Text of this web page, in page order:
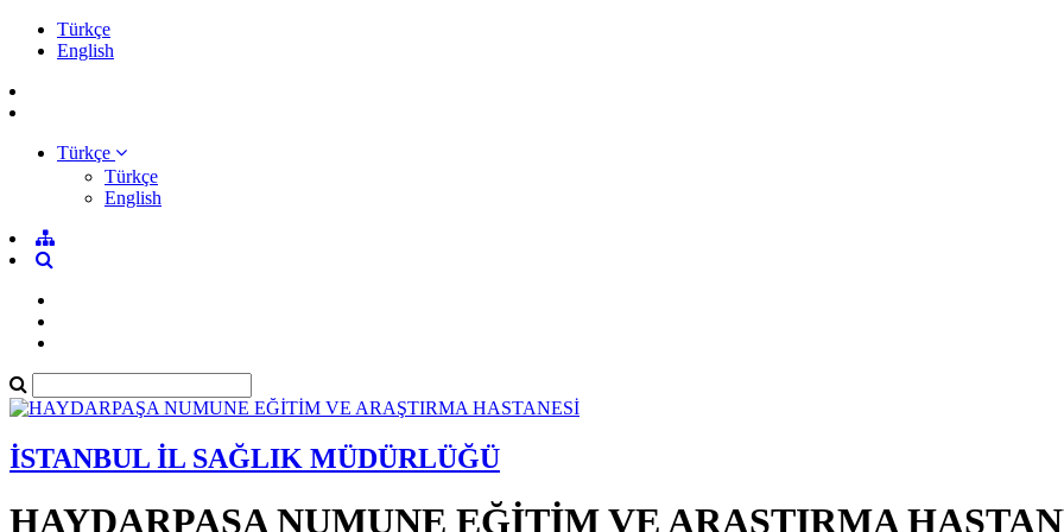
Türkçe
English
Türkçe
Türkçe
English
İSTANBUL İL SAĞLIK MÜDÜRLÜĞÜ
HAYDARPAŞA NUMUNE EĞİTİM VE ARAŞTIRMA